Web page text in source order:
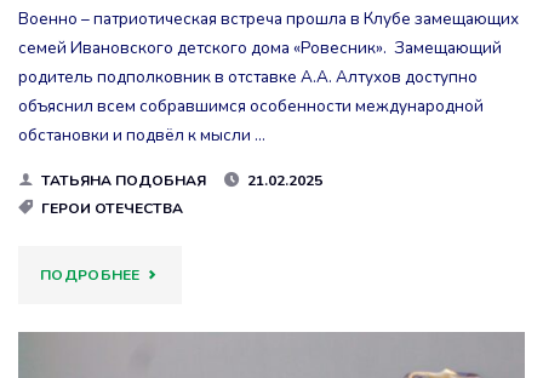
Военно – патриотическая встреча прошла в Клубе замещающих
семей Ивановского детского дома «Ровесник». Замещающий
родитель подполковник в отставке А.А. Алтухов доступно
объяснил всем собравшимся особенности международной
обстановки и подвёл к мысли …
ТАТЬЯНА ПОДОБНАЯ
21.02.2025
ГЕРОИ ОТЕЧЕСТВА
ПОДРОБНЕЕ"К